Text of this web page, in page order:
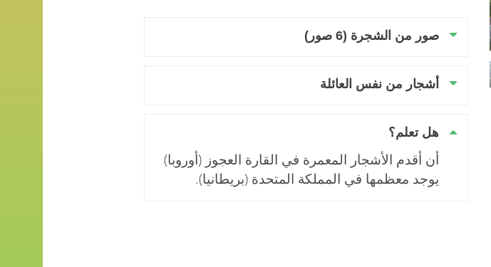
صور من الشجرة (6 صور)
أشجار من نفس العائلة
هل تعلم؟
أن أقدم الأشجار المعمرة في القارة العجوز (أوروبا)
يوجد معظمها في المملكة المتحدة (بريطانيا).